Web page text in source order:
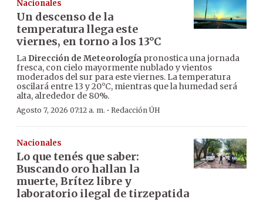
Nacionales
Un descenso de la
temperatura llega este
viernes, en torno a los 13°C
La Dirección de Meteorología pronostica una jornada
fresca, con cielo mayormente nublado y vientos
moderados del sur para este viernes. La temperatura
oscilará entre 13 y 20°C, mientras que la humedad será
alta, alrededor de 80%.
Agosto 7, 2026 07:12 a. m. · Redacción ÚH
Nacionales
Lo que tenés que saber:
Buscando oro hallan la
muerte, Brítez libre y
laboratorio ilegal de tirzepatida